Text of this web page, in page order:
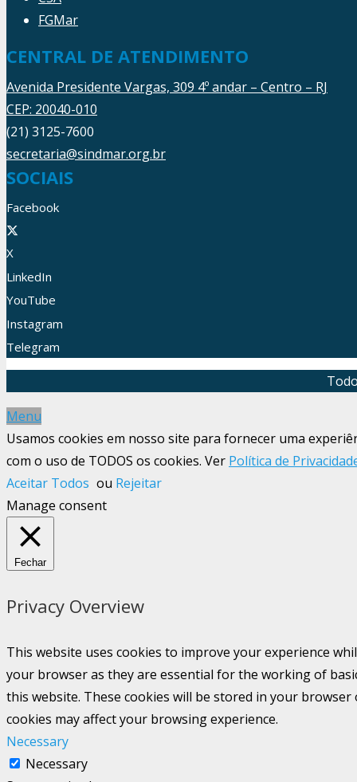
FGMar
CENTRAL DE ATENDIMENTO
Avenida Presidente Vargas, 309 4º andar – Centro – RJ
CEP: 20040-010
(21) 3125-7600
secretaria@sindmar.org.br
SOCIAIS
Facebook
X
LinkedIn
YouTube
Instagram
Telegram
Menu
Usamos cookies em nosso site para fornecer uma
com o uso de TODOS os cookies. Ver Política de
Aceitar Todos ou Rejeitar
Manage consent
Fechar
Privacy Overview
This website uses cookies to improve your experience
your browser as they are essential for the working of
this website. These cookies will be stored in your
cookies may affect your browsing experience.
Necessary
Necessary